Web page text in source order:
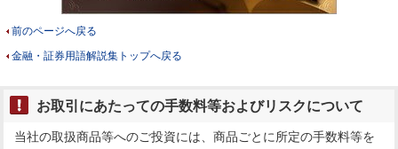
前のページへ戻る
金融・証券用語解説集トップへ戻る
お取引にあたっての手数料等およびリスクについて
当社の取扱商品等へのご投資には、商品ごとに所定の手数料等を